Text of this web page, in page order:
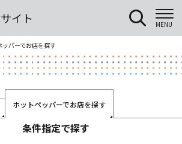
イト MENU
ッパーでお店を探す
ホットペッパーでお店を探す
条件指定で探す